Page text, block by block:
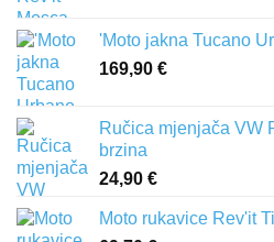
'Moto jakna Tucano
169,90 €
Ručica mjenjača VW
brzina
24,90 €
Moto rukavice Rev'it